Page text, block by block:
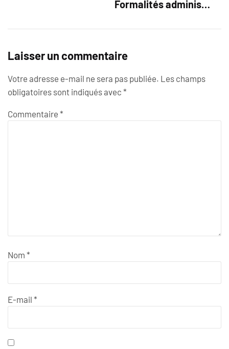
Formalités administratives après le mariage : tout ce que vous devez savoir
Laisser un commentaire
Votre adresse e-mail ne sera pas publiée. Les champs
obligatoires sont indiqués avec *
Commentaire *
Nom *
E-mail *